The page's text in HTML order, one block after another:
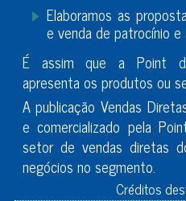
Elaboramos as
e venda de patrocínio e
É assim que a Point
apresenta os produtos ou
A publicação Vendas
e comercializado pela
setor de vendas diretas
negócios no segmento.
Créditos